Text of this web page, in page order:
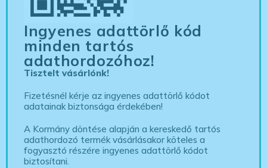
Ingyenes adattörlő kód
minden tartós
adathordozóhoz!
Tisztelt vásárlónk!
Fizetésnél kérje az ingyenes adattörlő kódot
adatainak biztonsága érdekében!
A Kormány döntése alapján a kereskedő tartós
adathordozó termék vásárlásakor köteles a
fogyasztó részére ingyenes adattörlő kódot
biztosítani.